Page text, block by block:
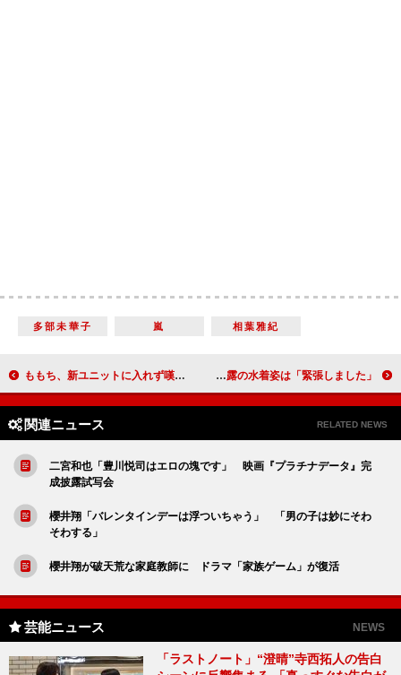
多部未華子 嵐 相葉雅紀
ももち、新ユニットに入れず嘆く 「ソロで桃の木を植えます」 なあ坊豆腐＠那奈、初の写真集で七変化 初披露の水着姿は「緊張しました」
関連ニュース RELATED NEWS
二宮和也「豊川悦司はエロの塊です」 映画『プラチナデータ』完
成披露試写会
櫻井翔「バレンタインデーは浮ついちゃう」 「男の子は妙にそわ
そわする」
櫻井翔が破天荒な家庭教師に ドラマ「家族ゲーム」が復活
芸能ニュース NEWS
「ラストノート」“澄晴”寺西拓人の告白